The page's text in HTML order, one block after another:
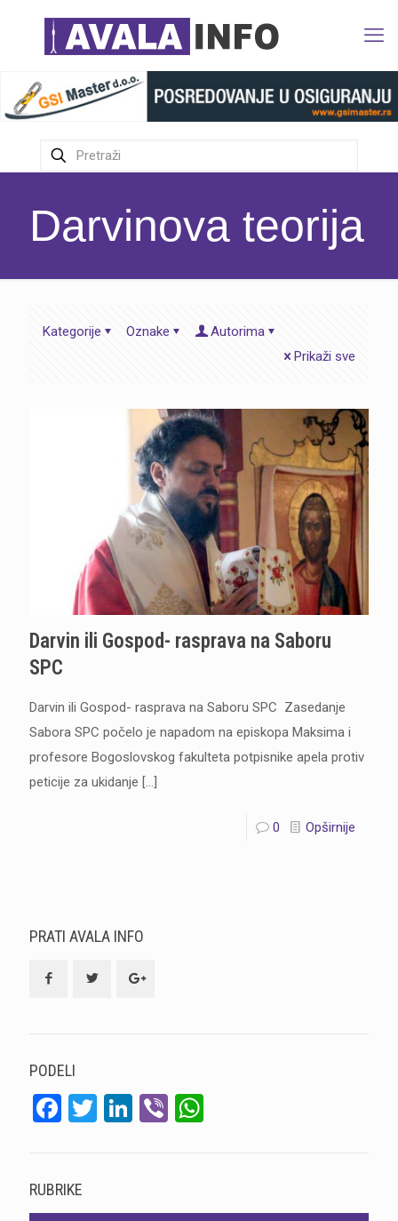
Darvinova teorija
Kategorije Oznake
Autorima
Prikaži sve
Darvin ili Gospod- rasprava na Saboru
SPC
Darvin ili Gospod- rasprava na Saboru SPC Zasedanje
Sabora SPC počelo je napadom na episkopa Maksima i
profesore Bogoslovskog fakulteta potpisnike apela protiv
peticije za ukidanje […]
0 Opširnije
PRATI AVALA INFO
PODELI
Facebook
Twitter
LinkedIn
Viber
RUBRIKE